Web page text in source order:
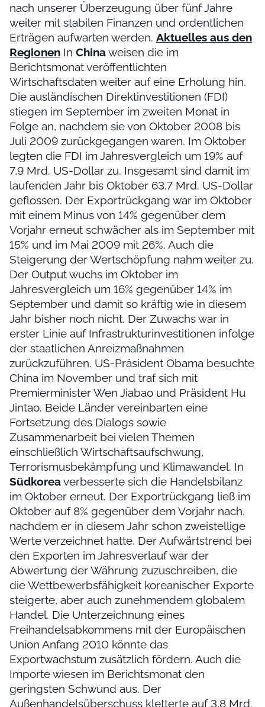
nach unserer Überzeugung über fünf Jahre
weiter mit stabilen Finanzen und ordentlichen
Erträgen aufwarten werden. Aktuelles aus den
Regionen In Chinaweisen die im
Berichtsmonat veröffentlichten
Wirtschaftsdaten weiter auf eine Erholung hin.
Die ausländischen Direktinvestitionen (FDI)
stiegen im September im zweiten Monat in
Folge an, nachdem sie von Oktober 2008 bis
Juli 2009 zurückgegangen waren. Im Oktober
legten die FDI im Jahresvergleich um 19% auf
7,9 Mrd. US-Dollar zu. Insgesamt sind damit im
laufenden Jahr bis Oktober 63,7 Mrd. US-Dollar
geflossen. Der Exportrückgang war im Oktober
mit einem Minus von 14% gegenüber dem
Vorjahr erneut schwächer als im September mit
15% und im Mai 2009 mit 26%. Auch die
Steigerung der Wertschöpfung nahm weiter zu.
Der Output wuchs im Oktober im
Jahresvergleich um 16% gegenüber 14% im
September und damit so kräftig wie in diesem
Jahr bisher noch nicht. Der Zuwachs war in
erster Linie auf Infrastrukturinvestitionen infolge
der staatlichen Anreizmaßnahmen
zurückzuführen. US-Präsident Obama besuchte
China im November und traf sich mit
Premierminister Wen Jiabao und Präsident Hu
Jintao. Beide Länder vereinbarten eine
Fortsetzung des Dialogs sowie
Zusammenarbeit bei vielen Themen
einschließlich Wirtschaftsaufschwung,
Terrorismusbekämpfung und Klimawandel. In
Südkoreaverbesserte sich die Handelsbilanz
im Oktober erneut. Der Exportrückgang ließ im
Oktober auf 8% gegenüber dem Vorjahr nach,
nachdem er in diesem Jahr schon zweistellige
Werte verzeichnet hatte. Der Aufwärtstrend bei
den Exporten im Jahresverlauf war der
Abwertung der Währung zuzuschreiben, die
die Wettbewerbsfähigkeit koreanischer Exporte
steigerte, aber auch zunehmendem globalem
Handel. Die Unterzeichnung eines
Freihandelsabkommens mit der Europäischen
Union Anfang 2010 könnte das
Exportwachstum zusätzlich fördern. Auch die
Importe wiesen im Berichtsmonat den
geringsten Schwund aus. Der
Außenhandelsüberschuss kletterte auf 3,8 Mrd.